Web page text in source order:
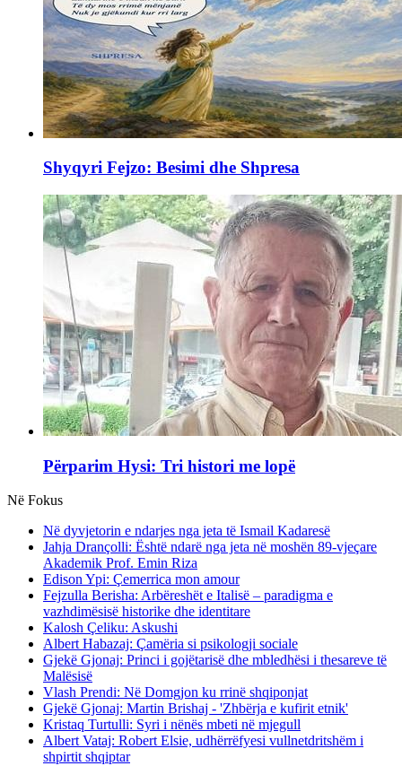
Shyqyri Fejzo: Besimi dhe Shpresa
Përparim Hysi: Tri histori me lopë
Në Fokus
Në dyvjetorin e ndarjes nga jeta të Ismail Kadaresë
Jahja Drançolli: Është ndarë nga jeta në moshën 89-vjeçare
Akademik Prof. Emin Riza
Edison Ypi: Çemerrica mon amour
Fejzulla Berisha: Arbëreshët e Italisë – paradigma e
vazhdimësisë historike dhe identitare
Kalosh Çeliku: Askushi
Albert Habazaj: Çamëria si psikologji sociale
Gjekë Gjonaj: Princi i gojëtarisë dhe mbledhësi i thesareve të
Malësisë
Vlash Prendi: Në Domgjon ku rrinë shqiponjat
Gjekë Gjonaj: Martin Brishaj - 'Zhbërja e kufirit etnik'
Kristaq Turtulli: Syri i nënës mbeti në mjegull
Albert Vataj: Robert Elsie, udhërrëfyesi vullnetdritshëm i
shpirtit shqiptar